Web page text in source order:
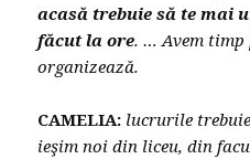
acasă trebuie să te mai
făcut la ore. … Avem timp
organizează.
CAMELIA: lucrurile
ieşim noi din liceu, din